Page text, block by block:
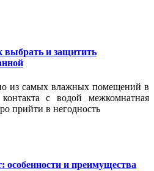
выбрать и защитить
из самых влажных помещений в
с водой межкомнатная
прийти в негодность
и преимущества